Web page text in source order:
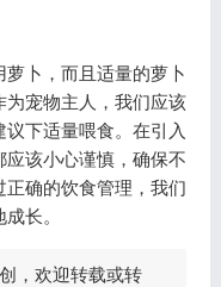
卜，而且适量的萝卜
为宠物主人，我们应该
下适量喂食。在引入
该小心谨慎，确保不
确的饮食管理，我们
长。
，欢迎转载或转